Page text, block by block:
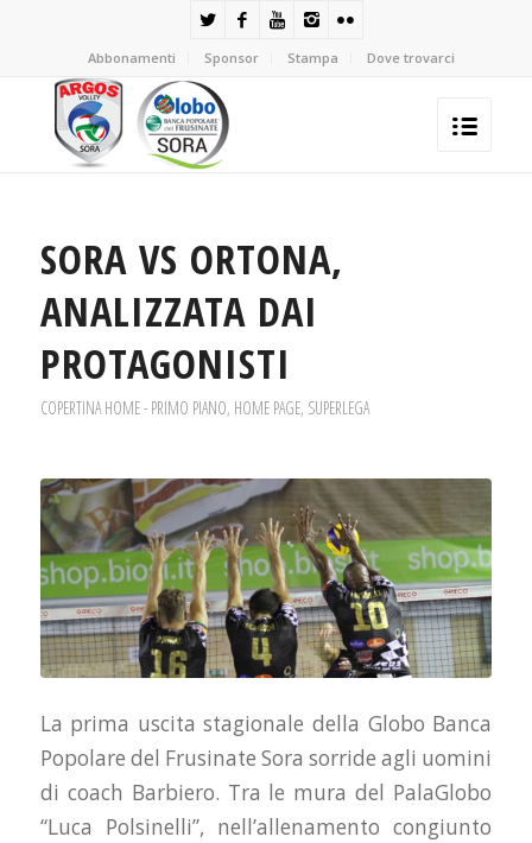
Abbonamenti Sponsor Stampa Dove trovarci
SORA VS ORTONA,
ANALIZZATA DAI
PROTAGONISTI
COPERTINA HOME - PRIMO PIANO, HOME PAGE, SUPERLEGA
La prima uscita stagionale della Globo Banca
Popolare del Frusinate Sora sorride agli uomini
di coach Barbiero. Tra le mura del PalaGlobo
“Luca Polsinelli”, nell’allenamento congiunto